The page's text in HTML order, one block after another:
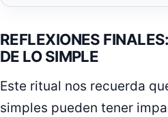
REFLEXIONES
DE LO SIMPLE
Este ritual nos recuerda
simples pueden tener